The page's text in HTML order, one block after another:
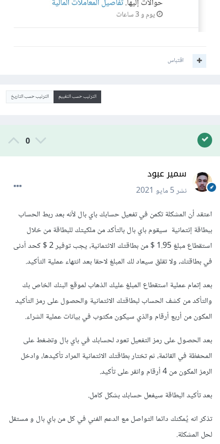
اقتباس
الترتيب حسب التقييم الترتيب حسب التاريخ
0
سمير عبود
نشر5 مايو 2021
اعتقد أن المشكلة تكمن في تفعيل حسابك باي بال لأنه بعد ربط الحساب
ببطاقة إئتمانية سيقوم باي بال بالتأكد من ملكيتك للبطاقة من خلال
استقطاع مبلغ 1.95 $ من بطاقتك الائتمانية، يجب توفير 2 $ كحد أدنى
في بطاقتك، ولا تقلق سيعاد لك المبلغ لاحقا بعد انتهاء عملية التأكيد.
بعد إتمام عملية استقطاع المبلغ عليك الذهاب لموقع البنك الخاص بك
والتأكد من كشف الحساب لبطاقتك الائتمانية والحصول على رمز التأكيد
المكون من أربع أرقام والذي سيكون مكتوب في بيانات عملية الشراء.
بعد الحصول على رمز التفعيل تعود لحسابك في باي بال وتضغط على
المحفظة في القائمة، ثم تختار بطاقتك الائتمانية المراد تأكيدها، وادخل
الرمز المكون من 4 أرقام وانقر على تأكيد.
بعد تأكيد البطاقة سيفعل حسابك بشكل كامل.
تذكر انه يُمكنك دائما التواصل مع الدعم الفني في كل من باي بال و مستقل
لحل المشكلة.